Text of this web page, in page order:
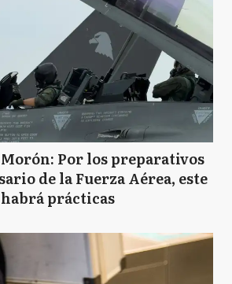
Morón: Por los preparativos
de la Fuerza Aérea, este
prácticas